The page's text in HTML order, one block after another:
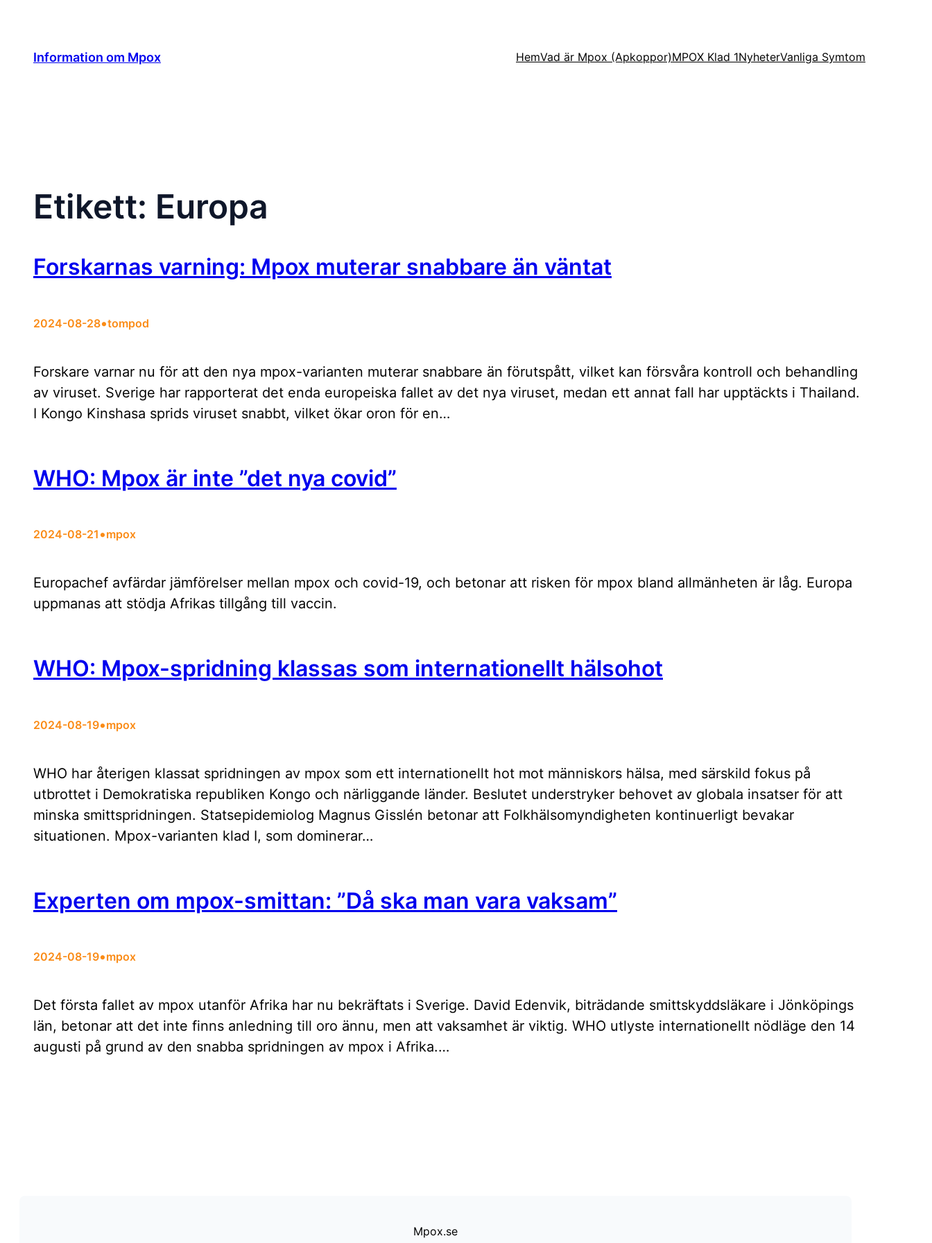
innehållInformation om Mpox HemVad är Mpox (Apkoppor)MPOX Klad 1NyheterVanliga Symtom
Etikett: Europa
Forskarnas varning: Mpox muterar snabbare än väntat
2024-08-28•tompod
Forskare varnar nu för att den nya mpox-varianten muterar snabbare än förutspått, vilket kan försvåra kontroll och behandling
av viruset. Sverige har rapporterat det enda europeiska fallet av det nya viruset, medan ett annat fall har upptäckts i Thailand.
I Kongo Kinshasa sprids viruset snabbt, vilket ökar oron för en…
WHO: Mpox är inte ”det nya covid”
2024-08-21•mpox
Europachef avfärdar jämförelser mellan mpox och covid-19, och betonar att risken för mpox bland allmänheten är låg. Europa
uppmanas att stödja Afrikas tillgång till vaccin.
WHO: Mpox-spridning klassas som internationellt hälsohot
2024-08-19•mpox
WHO har återigen klassat spridningen av mpox som ett internationellt hot mot människors hälsa, med särskild fokus på
utbrottet i Demokratiska republiken Kongo och närliggande länder. Beslutet understryker behovet av globala insatser för att
minska smittspridningen. Statsepidemiolog Magnus Gisslén betonar att Folkhälsomyndigheten kontinuerligt bevakar
situationen. Mpox-varianten klad I, som dominerar…
Experten om mpox-smittan: ”Då ska man vara vaksam”
2024-08-19•mpox
Det första fallet av mpox utanför Afrika har nu bekräftats i Sverige. David Edenvik, biträdande smittskyddsläkare i Jönköpings
län, betonar att det inte finns anledning till oro ännu, men att vaksamhet är viktig. WHO utlyste internationellt nödläge den 14
augusti på grund av den snabba spridningen av mpox i Afrika.…
Mpox.se